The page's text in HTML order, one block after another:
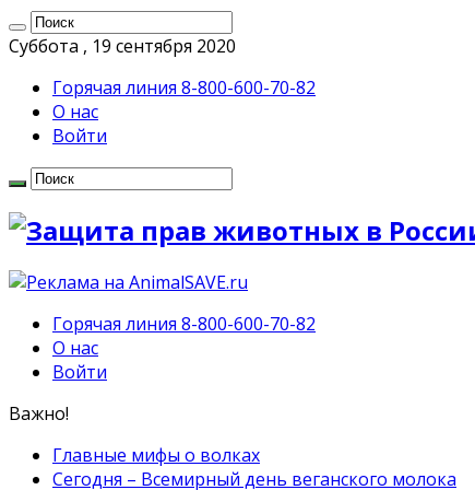
Суббота , 19 сентября 2020
Горячая линия 8-800-600-70-82
О нас
Войти
Горячая линия 8-800-600-70-82
О нас
Войти
Важно!
Главные мифы о волках
Сегодня – Всемирный день веганского молока